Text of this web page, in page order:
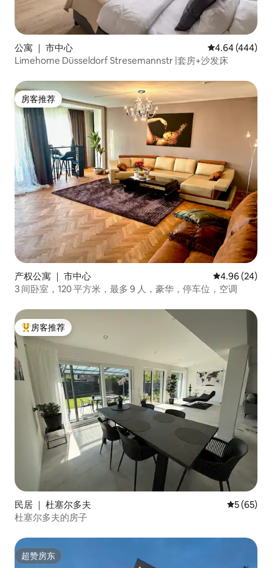
公寓 ｜ 市中心 平均评分 4.64
4.64 (444)
Limehome Düsseldorf Stresemannstr |套房+沙发床
房客推荐
房客推荐
产权公寓 ｜ 市中心 平均评分 4.96
4.96 (24)
3 间卧室，120 平方米，最多 9 人，豪华，停车位，空调
热门「房客推荐」
房客推荐
民居 ｜ 杜塞尔多夫 平均评分
5 (65)
杜塞尔多夫的房子
超赞房东
超赞房东